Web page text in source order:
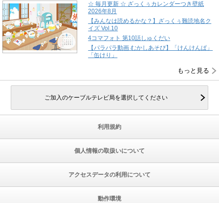
☆ 毎月更新 ☆ ざっくぅカレンダーつき壁紙
2026年8月
【みんなは読めるかな？】ざっくぅ難読地名ク
イズ Vol.10
4コマフォト 第10話しゅくだい
【パラパラ動画 むかしあそび】「けんけんぱ」
「缶けり」
もっと見る
ご加入のケーブルテレビ局を選択してください
利用規約
個人情報の取扱いについて
アクセスデータの利用について
動作環境